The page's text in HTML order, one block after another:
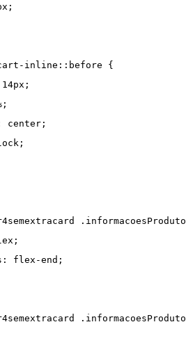
inline::before {
14px;
center;
flex-end;